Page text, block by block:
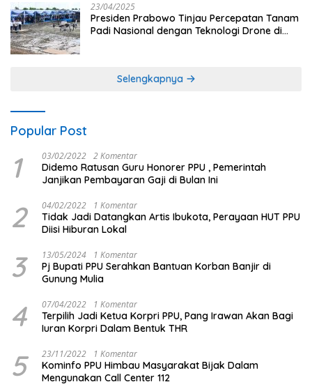
23/04/2025
Presiden Prabowo Tinjau Percepatan Tanam
Padi Nasional dengan Teknologi Drone di
Selengkapnya
Popular Post
1 03/02/2022 2 Komentar
Didemo Ratusan Guru Honorer PPU , Pemerintah
Janjikan Pembayaran Gaji di Bulan Ini
2 04/02/2022 1 Komentar
Tidak Jadi Datangkan Artis Ibukota, Perayaan HUT PPU
Diisi Hiburan Lokal
3 13/05/2024 1 Komentar
Pj Bupati PPU Serahkan Bantuan Korban Banjir di
Gunung Mulia
4 07/04/2022 1 Komentar
Terpilih Jadi Ketua Korpri PPU, Pang Irawan Akan Bagi
Iuran Korpri Dalam Bentuk THR
5 23/11/2022 1 Komentar
Kominfo PPU Himbau Masyarakat Bijak Dalam
Mengunakan Call Center 112